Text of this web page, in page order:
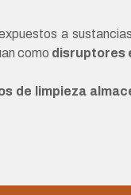
a
como disruptores
de limpieza